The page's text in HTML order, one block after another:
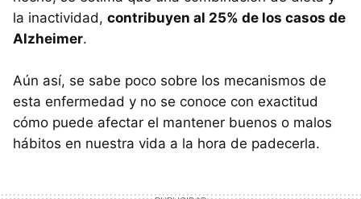
la inactividad, contribuyen al 25% de los casos de
Alzheimer.
Aún así, se sabe poco sobre los mecanismos de
esta enfermedad y no se conoce con exactitud
cómo puede afectar el mantener buenos o malos
hábitos en nuestra vida a la hora de padecerla.